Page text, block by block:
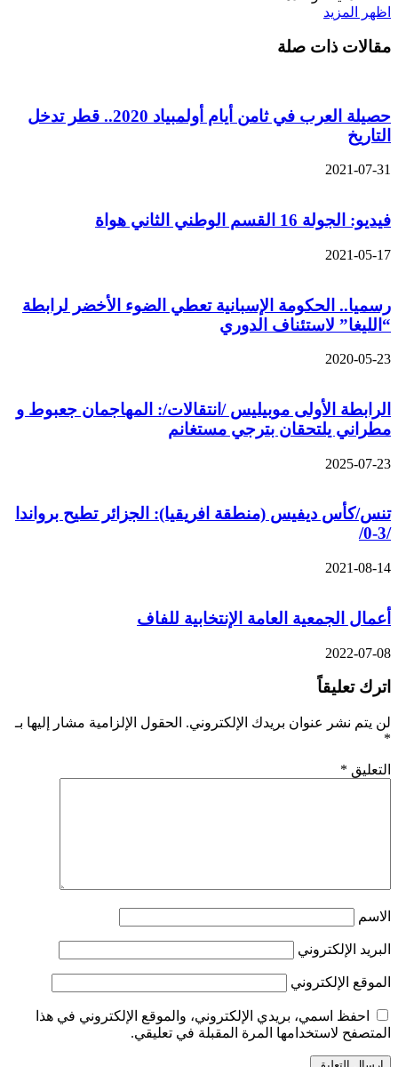
اظهر المزيد
مقالات ذات صلة
حصيلة العرب في ثامن أيام أولمبياد 2020.. قطر تدخل
التاريخ
2021-07-31
فيديو: الجولة 16 القسم الوطني الثاني هواة
2021-05-17
رسميا.. الحكومة الإسبانية تعطي الضوء الأخضر لرابطة
“الليغا” لاستئناف الدوري
2020-05-23
الرابطة الأولى موبيليس /انتقالات/: المهاجمان جعبوط و
مطراني يلتحقان بترجي مستغانم
2025-07-23
تنس/كأس ديفيس (منطقة افريقيا): الجزائر تطيح برواندا
/3-0/
2021-08-14
ﺃﻋﻤﺎﻝ ﺍﻟﺠﻤﻌﻴﺔ ﺍﻟﻌﺎﻣﺔ ﺍﻹﻧﺘﺨﺎﺑﻴﺔ ﻟﻠﻔﺎﻑ
2022-07-08
اترك تعليقاً
لن يتم نشر عنوان بريدك الإلكتروني. الحقول الإلزامية مشار إليها بـ
*
التعليق *
الاسم
البريد الإلكتروني
الموقع الإلكتروني
احفظ اسمي، بريدي الإلكتروني، والموقع الإلكتروني في هذا
المتصفح لاستخدامها المرة المقبلة في تعليقي.